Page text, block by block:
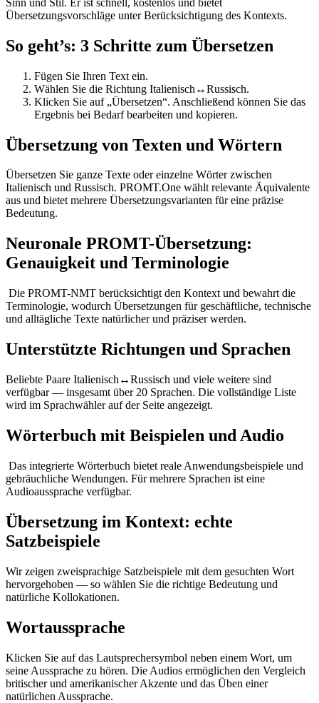
Übersetzungsvorschläge unter Berücksichtigung des Kontexts.
So geht’s: 3 Schritte zum Übersetzen
Fügen Sie Ihren Text ein.
Wählen Sie die Richtung Italienisch↔Russisch.
Klicken Sie auf „Übersetzen“. Anschließend können Sie das
Ergebnis bei Bedarf bearbeiten und kopieren.
Übersetzung von Texten und Wörtern
Übersetzen Sie ganze Texte oder einzelne Wörter zwischen
Italienisch und Russisch. PROMT.One wählt relevante Äquivalente
aus und bietet mehrere Übersetzungsvarianten für eine präzise
Bedeutung.
Neuronale PROMT-Übersetzung:
Genauigkeit und Terminologie
Die PROMT-NMT berücksichtigt den Kontext und bewahrt die
Terminologie, wodurch Übersetzungen für geschäftliche, technische
und alltägliche Texte natürlicher und präziser werden.
Unterstützte Richtungen und Sprachen
Beliebte Paare Italienisch↔Russisch und viele weitere sind
verfügbar — insgesamt über 20 Sprachen. Die vollständige Liste
wird im Sprachwähler auf der Seite angezeigt.
Wörterbuch mit Beispielen und Audio
Das integrierte Wörterbuch bietet reale Anwendungsbeispiele und
gebräuchliche Wendungen. Für mehrere Sprachen ist eine
Audioaussprache verfügbar.
Übersetzung im Kontext: echte
Satzbeispiele
Wir zeigen zweisprachige Satzbeispiele mit dem gesuchten Wort
hervorgehoben — so wählen Sie die richtige Bedeutung und
natürliche Kollokationen.
Wortaussprache
Klicken Sie auf das Lautsprechersymbol neben einem Wort, um
seine Aussprache zu hören. Die Audios ermöglichen den Vergleich
britischer und amerikanischer Akzente und das Üben einer
natürlichen Aussprache.